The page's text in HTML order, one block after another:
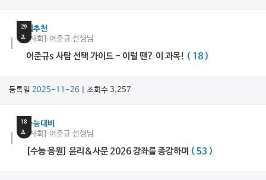
29
초
쌤추천
[사회] 어준규 선생님
어준규s 사탐 선택 가이드 - 이럴 땐? 이 과목! ( 18 )
등록일 2025-11-26 | 조회수 3,257
18
초
수능대비
[사회] 어준규 선생님
[수능 응원] 윤리&사문 2026 강좌를 종강하며 ( 53 )